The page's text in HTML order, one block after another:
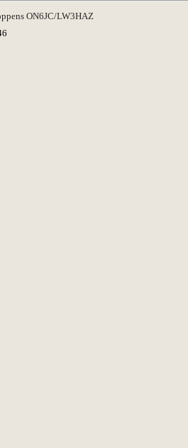
ON6JC/LW3HAZ